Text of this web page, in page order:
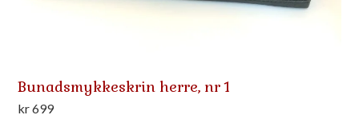
Bunadsmykkeskrin herre, nr 1
kr699